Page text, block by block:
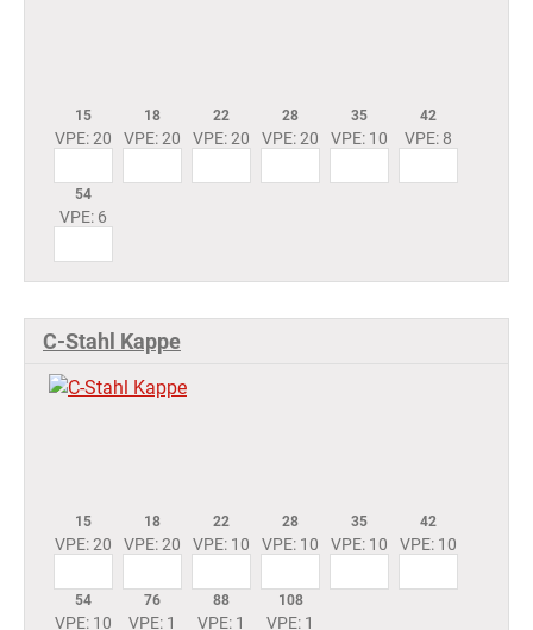
15
VPE: 20
18
VPE: 20
22
VPE: 20
28
VPE: 20
35
VPE: 10
42
VPE: 8
54
VPE: 6
C-Stahl Kappe
15
VPE: 20
18
VPE: 20
22
VPE: 10
28
VPE: 10
35
VPE: 10
42
VPE: 10
54
VPE: 10
76
VPE: 1
88
VPE: 1
108
VPE: 1